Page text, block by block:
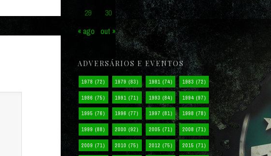
29
30
« ago out »
ADVERSÁRIOS E EVENTOS
1978 (72) 1979 (83) 1981 (74) 1983 (72)
1986 (75) 1991 (71) 1993 (84) 1994 (97)
1995 (76) 1996 (77) 1997 (81) 1998 (78)
1999 (88) 2000 (92) 2005 (71) 2008 (71)
2009 (71) 2010 (75) 2012 (75) 2015 (71)